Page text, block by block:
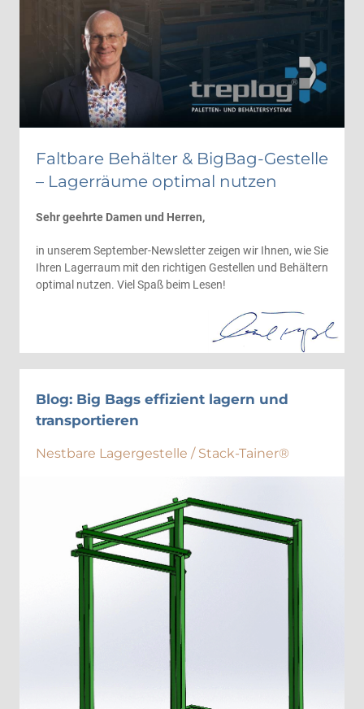
Faltbare Behälter & BigBag-Gestelle
– Lagerräume optimal nutzen
Sehr geehrte Damen und Herren,
in unserem September-Newsletter zeigen wir Ihnen, wie Sie
Ihren Lagerraum mit den richtigen Gestellen und Behältern
optimal nutzen. Viel Spaß beim Lesen!
Blog: Big Bags effizient lagern und
transportieren
Nestbare Lagergestelle / Stack-Tainer®